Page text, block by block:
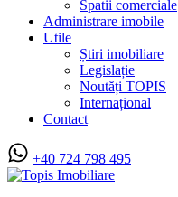
Spatii comerciale
Administrare imobile
Utile
Știri imobiliare
Legislație
Noutăți TOPIS
Internațional
Contact
+40 724 798 495